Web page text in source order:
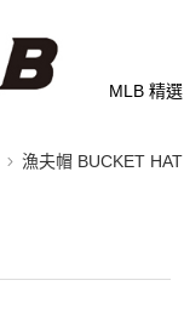
MLB 精選
漁夫帽 BUCKET HAT